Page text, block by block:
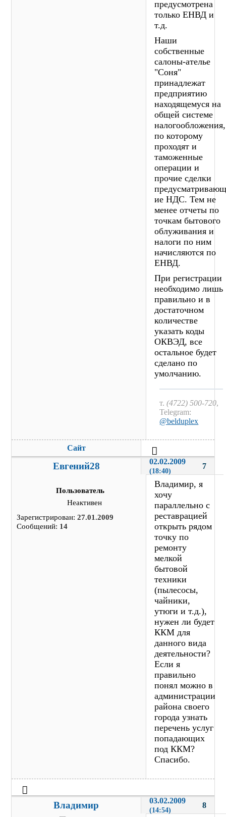
предусмотрена
только ЕНВД и
т.д.
Наши
собственные
салоны-ателье
"Соня"
принадлежат
предприятию
находящемуся на
общей системе
налогообложения,
по которому
проходят и
таможенные
операции и
прочие сделки
ие НДС. Тем не
менее отчеты по
точкам бытового
облуживания и
налоги по ним
начисляются по
ЕНВД.
При регистрации
необходимо лишь
правильно и в
достаточном
количестве
указать коды
ОКВЭД, все
остальное будет
сделано по
умолчанию.
т.(4722) 500-720,
Telegram:
@belduplex
Сайт
7
Евгений28 02.02.2009
(18:40)
Пользователь
Неактивен
Зарегистрирован:27.01.2009
Сообщений: 14
Владимир, я
хочу
параллельно с
реставрацией
открыть рядом
точку по
ремонту
мелкой
бытовой
техники
(пылесосы,
чайники,
утюги и т.д.),
нужен ли будет
ККМ для
данного вида
деятельности?
Если я
правильно
понял можно в
администрации
района своего
города узнать
перечень услуг
попадающих
под ККМ?
Спасибо.
8
Владимир 03.02.2009
(14:54)